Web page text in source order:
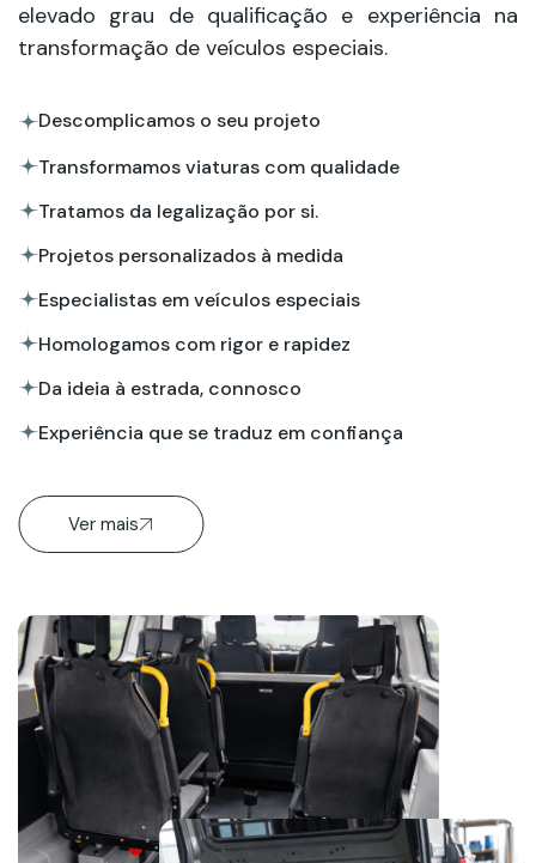
elevado grau de qualificação e experiência na
transformação de veículos especiais.
Descomplicamos o seu projeto
Transformamos viaturas com qualidade
Tratamos da legalização por si.
Projetos personalizados à medida
Especialistas em veículos especiais
Homologamos com rigor e rapidez
Da ideia à estrada, connosco
Experiência que se traduz em confiança
Ver mais